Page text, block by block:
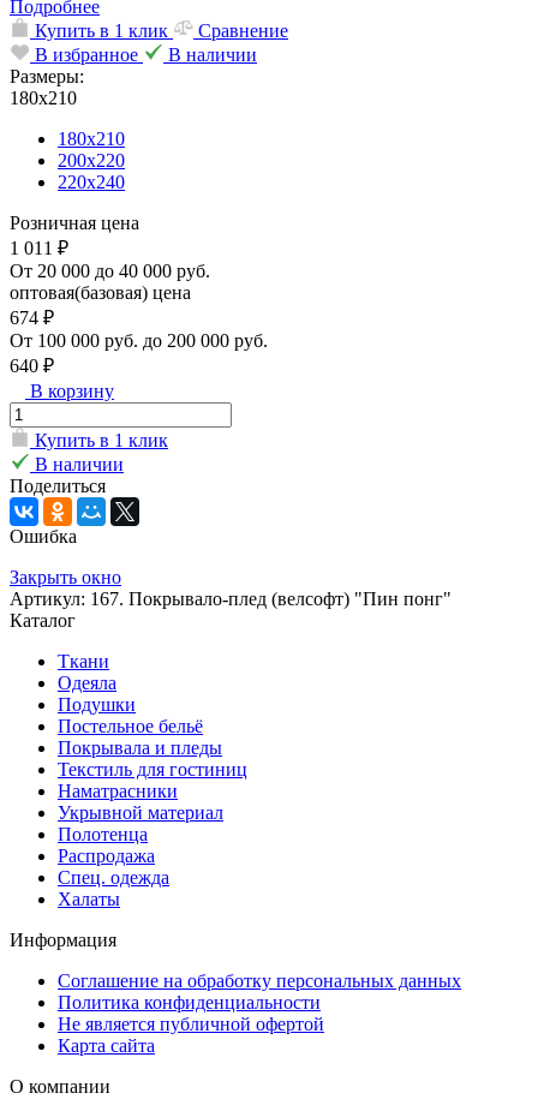
Подробнее
Купить в 1 клик
Сравнение
В избранное
В наличии
Размеры:
180х210
180х210
200х220
220х240
Розничная цена
1 011 ₽
От 20 000 до 40 000 руб.
оптовая(базовая) цена
674 ₽
От 100 000 руб. до 200 000 руб.
640 ₽
В корзину
Купить в 1 клик
В наличии
Поделиться
Ошибка
Закрыть окно
Артикул: 167. Покрывало-плед (велсофт) "Пин понг"
Каталог
Ткани
Одеяла
Подушки
Постельное бельё
Покрывала и пледы
Текстиль для гостиниц
Наматрасники
Укрывной материал
Полотенца
Распродажа
Спец. одежда
Халаты
Информация
Соглашение на обработку персональных данных
Политика конфиденциальности
Не является публичной офертой
Карта сайта
О компании